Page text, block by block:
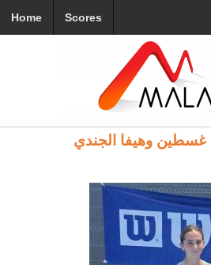
Home Scores
غسطين وهيفا الجندي